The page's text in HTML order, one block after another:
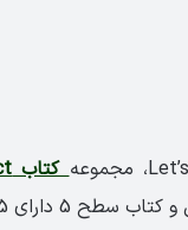
کتاب Project